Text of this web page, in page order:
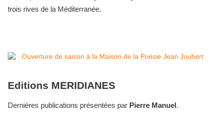
trois rives de la Méditerranée.
Editions MERIDIANES
Dernières publications présentées par Pierre Manuel .